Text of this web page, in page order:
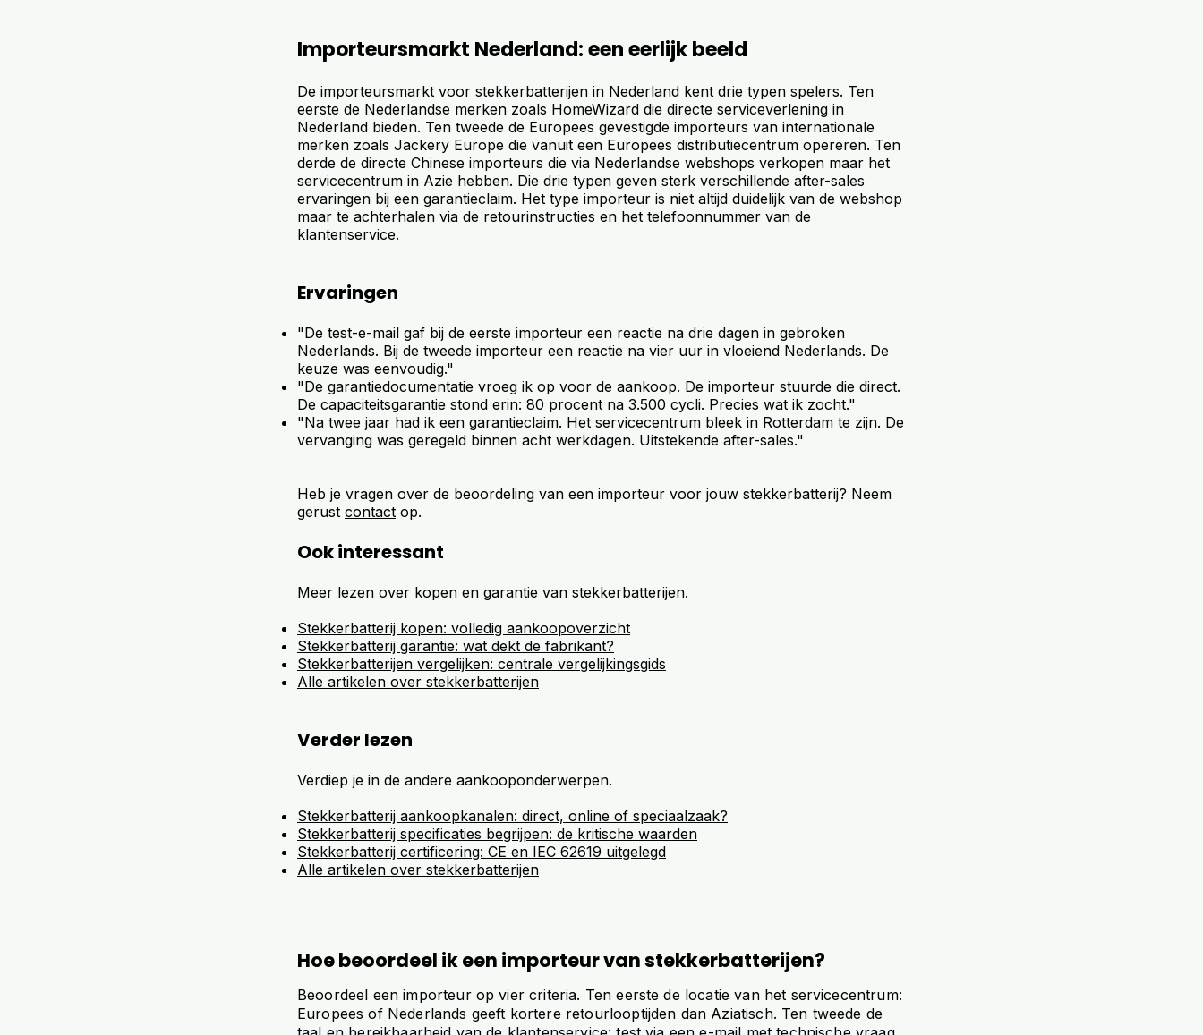
Importeursmarkt Nederland: een eerlijk beeld
De importeursmarkt voor stekkerbatterijen in Nederland kent drie typen spelers. Ten
eerste de Nederlandse merken zoals HomeWizard die directe serviceverlening in
Nederland bieden. Ten tweede de Europees gevestigde importeurs van internationale
merken zoals Jackery Europe die vanuit een Europees distributiecentrum opereren. Ten
derde de directe Chinese importeurs die via Nederlandse webshops verkopen maar het
servicecentrum in Azie hebben. Die drie typen geven sterk verschillende after-sales
ervaringen bij een garantieclaim. Het type importeur is niet altijd duidelijk van de webshop
maar te achterhalen via de retourinstructies en het telefoonnummer van de
klantenservice.
Ervaringen
"De test-e-mail gaf bij de eerste importeur een reactie na drie dagen in gebroken
Nederlands. Bij de tweede importeur een reactie na vier uur in vloeiend Nederlands. De
keuze was eenvoudig."
"De garantiedocumentatie vroeg ik op voor de aankoop. De importeur stuurde die direct.
De capaciteitsgarantie stond erin: 80 procent na 3.500 cycli. Precies wat ik zocht."
"Na twee jaar had ik een garantieclaim. Het servicecentrum bleek in Rotterdam te zijn. De
vervanging was geregeld binnen acht werkdagen. Uitstekende after-sales."
Heb je vragen over de beoordeling van een importeur voor jouw stekkerbatterij? Neem
gerust contact op.
Ook interessant
Meer lezen over kopen en garantie van stekkerbatterijen.
Stekkerbatterij kopen: volledig aankoopoverzicht
Stekkerbatterij garantie: wat dekt de fabrikant?
Stekkerbatterijen vergelijken: centrale vergelijkingsgids
Alle artikelen over stekkerbatterijen
Verder lezen
Verdiep je in de andere aankooponderwerpen.
Stekkerbatterij aankoopkanalen: direct, online of speciaalzaak?
Stekkerbatterij specificaties begrijpen: de kritische waarden
Stekkerbatterij certificering: CE en IEC 62619 uitgelegd
Alle artikelen over stekkerbatterijen
Hoe beoordeel ik een importeur van stekkerbatterijen?
Beoordeel een importeur op vier criteria. Ten eerste de locatie van het servicecentrum:
Europees of Nederlands geeft kortere retourlooptijden dan Aziatisch. Ten tweede de